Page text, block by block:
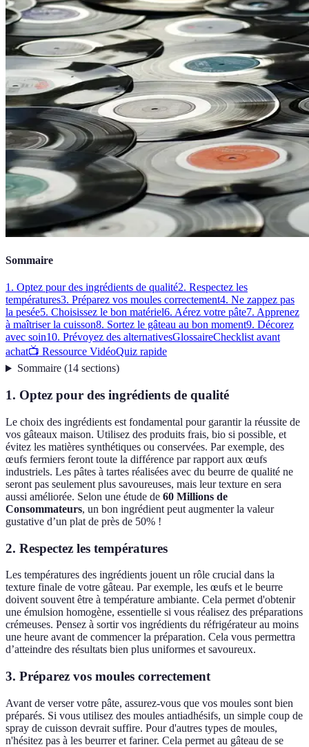
Sommaire
1. Optez pour des ingrédients de qualité2. Respectez les
températures3. Préparez vos moules correctement4. Ne zappez pas
la pesée5. Choisissez le bon matériel6. Aérez votre pâte7. Apprenez
à maîtriser la cuisson8. Sortez le gâteau au bon moment9. Décorez
avec soin10. Prévoyez des alternativesGlossaireChecklist avant
achat📺 Ressource VidéoQuiz rapide
Sommaire(14 sections)
1. Optez pour des ingrédients de qualité
Le choix des ingrédients est fondamental pour garantir la réussite de
vos gâteaux maison. Utilisez des produits frais, bio si possible, et
évitez les matières synthétiques ou conservées. Par exemple, des
œufs fermiers feront toute la différence par rapport aux œufs
industriels. Les pâtes à tartes réalisées avec du beurre de qualité ne
seront pas seulement plus savoureuses, mais leur texture en sera
aussi améliorée. Selon une étude de 60 Millions de
Consommateurs, un bon ingrédient peut augmenter la valeur
gustative d’un plat de près de 50% !
2. Respectez les températures
Les températures des ingrédients jouent un rôle crucial dans la
texture finale de votre gâteau. Par exemple, les œufs et le beurre
doivent souvent être à température ambiante. Cela permet d'obtenir
une émulsion homogène, essentielle si vous réalisez des préparations
crémeuses. Pensez à sortir vos ingrédients du réfrigérateur au moins
une heure avant de commencer la préparation. Cela vous permettra
d’atteindre des résultats bien plus uniformes et savoureux.
3. Préparez vos moules correctement
Avant de verser votre pâte, assurez-vous que vos moules sont bien
préparés. Si vous utilisez des moules antiadhésifs, un simple coup de
spray de cuisson devrait suffire. Pour d'autres types de moules,
n'hésitez pas à les beurrer et fariner. Cela permet au gâteau de se